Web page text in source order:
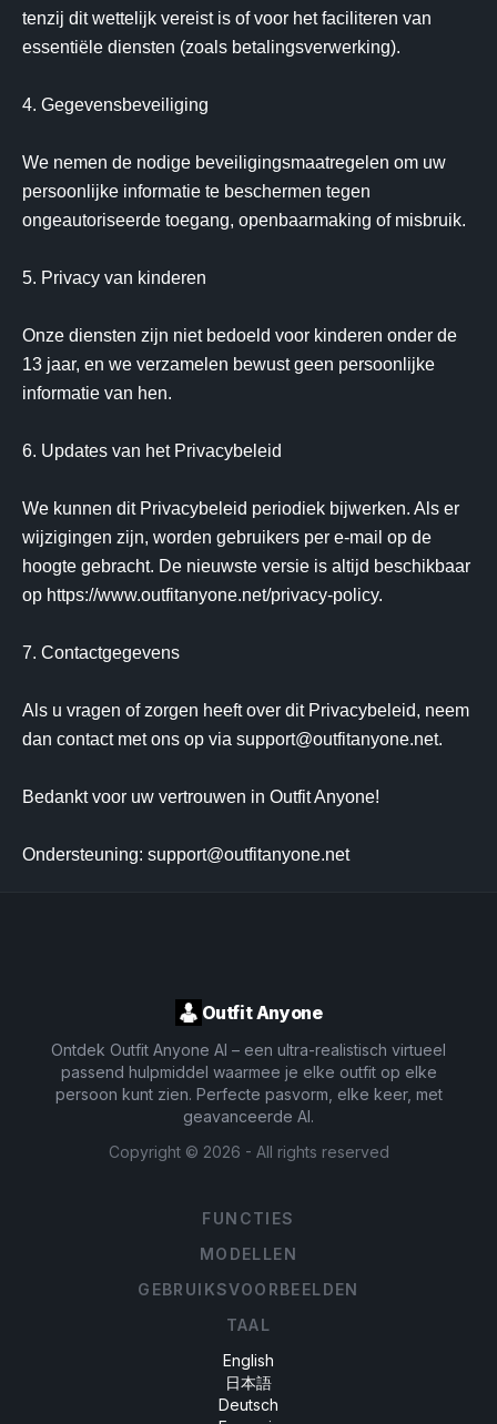
tenzij dit wettelijk vereist is of voor het faciliteren van
essentiële diensten (zoals betalingsverwerking).
4. Gegevensbeveiliging
We nemen de nodige beveiligingsmaatregelen om uw
persoonlijke informatie te beschermen tegen
ongeautoriseerde toegang, openbaarmaking of misbruik.
5. Privacy van kinderen
Onze diensten zijn niet bedoeld voor kinderen onder de
13 jaar, en we verzamelen bewust geen persoonlijke
informatie van hen.
6. Updates van het Privacybeleid
We kunnen dit Privacybeleid periodiek bijwerken. Als er
wijzigingen zijn, worden gebruikers per e-mail op de
hoogte gebracht. De nieuwste versie is altijd beschikbaar
op https://www.outfitanyone.net/privacy-policy.
7. Contactgegevens
Als u vragen of zorgen heeft over dit Privacybeleid, neem
dan contact met ons op via support@outfitanyone.net.
Bedankt voor uw vertrouwen in Outfit Anyone!
Ondersteuning: support@outfitanyone.net
Outfit Anyone
Ontdek Outfit Anyone AI – een ultra-realistisch virtueel
passend hulpmiddel waarmee je elke outfit op elke
persoon kunt zien. Perfecte pasvorm, elke keer, met
geavanceerde AI.
Copyright © 2026 - All rights reserved
FUNCTIES
MODELLEN
GEBRUIKSVOORBEELDEN
TAAL
English
日本語
Deutsch